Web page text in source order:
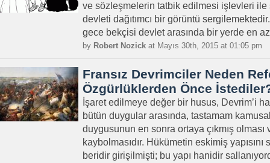
ve sözleşmelerin tatbik edilmesi işlevleri ile
devleti dağıtımcı bir görüntü
gece bekçisi devlet arasında bir yerde en
by Robert Nozick at Mayıs 30th, 2015 at 01:05 pm
Fransız Devrimciler Neden
Özgürlüklerden Önce
İşaret edilmeye değer bir husus, Devrim’i
bütün duygular arasında, tastamam
duygusunun en sonra ortaya çıkmış
kaybolmasıdır. Hükümetin eskimiş
beridir girişilmişti; bu yapı hanidir